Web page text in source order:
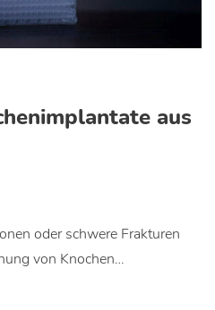
aus
oder schwere Frakturen
von Knochen…